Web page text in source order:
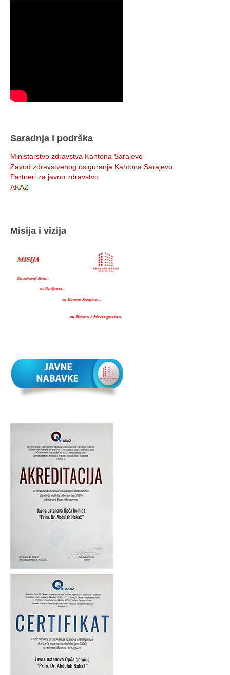
Saradnja i podrška
Ministarstvo zdravstva Kantona Sarajevo
Zavod zdravstvenog osiguranja Kantona Sarajevo
Partneri za javno zdravstvo
AKAZ
Misija i vizija